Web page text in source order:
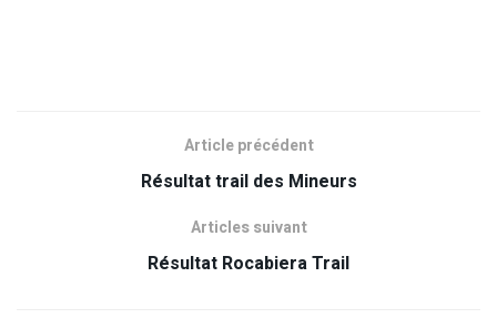
Article précédent
Résultat trail des Mineurs
Articles suivant
Résultat Rocabiera Trail